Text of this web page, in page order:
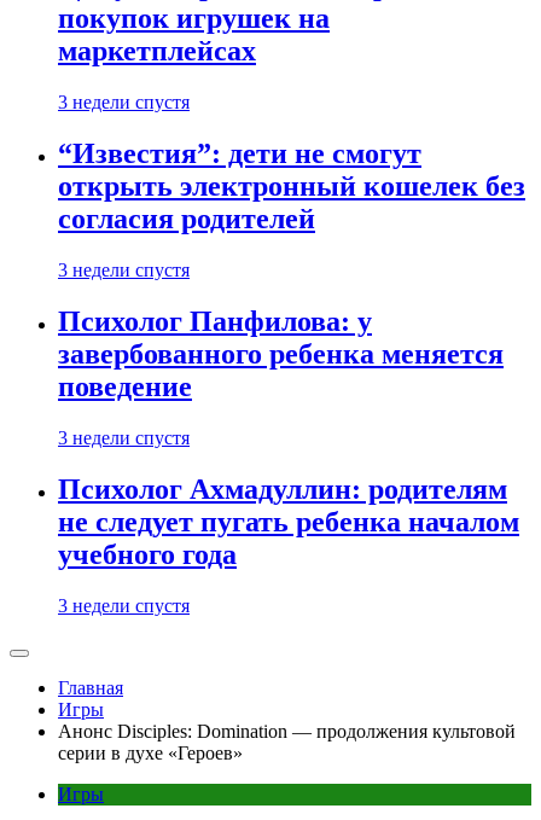
покупок игрушек на
маркетплейсах
3 недели спустя
“Известия”: дети не смогут
открыть электронный кошелек без
согласия родителей
3 недели спустя
Психолог Панфилова: у
завербованного ребенка меняется
поведение
3 недели спустя
Психолог Ахмадуллин: родителям
не следует пугать ребенка началом
учебного года
3 недели спустя
Главная
Игры
Анонс Disciples: Domination — продолжения культовой
серии в духе «Героев»
Игры